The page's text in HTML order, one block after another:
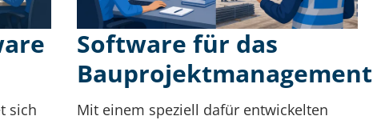
sich
Software für das
Bauprojektmanagement
Mit einem speziell dafür entwickelten